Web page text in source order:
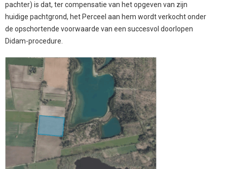
pachter) is dat, ter compensatie van het opgeven van zijn
huidige pachtgrond, het Perceel aan hem wordt verkocht onder
de opschortende voorwaarde van een succesvol doorlopen
Didam-procedure.